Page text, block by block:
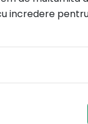
incredere